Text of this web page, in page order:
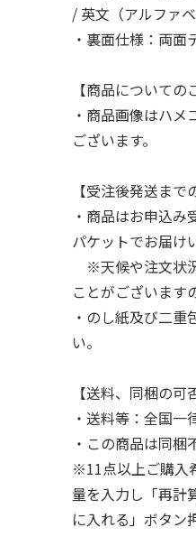
/ 英文（アルファ
・裏面仕様：両面
【商品についての
・商品画像はハ
ございます。
【受注後発送まで
・商品はお申込
パケットでお届け
※天候や注文状
ことがございます
・のし紙及び二
い。
【送料、同梱の可
・送料等：全国一
・この商品は同梱
※11点以上ご購入
量を入力し「再計
に入れる」ボタン